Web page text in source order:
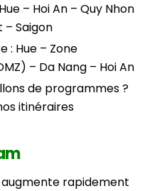
– Hoi An – Quy Nhon
– Saigon
: Hue – Zone
– Da Nang – Hoi An
de programmes ?
itinéraires
rapidement